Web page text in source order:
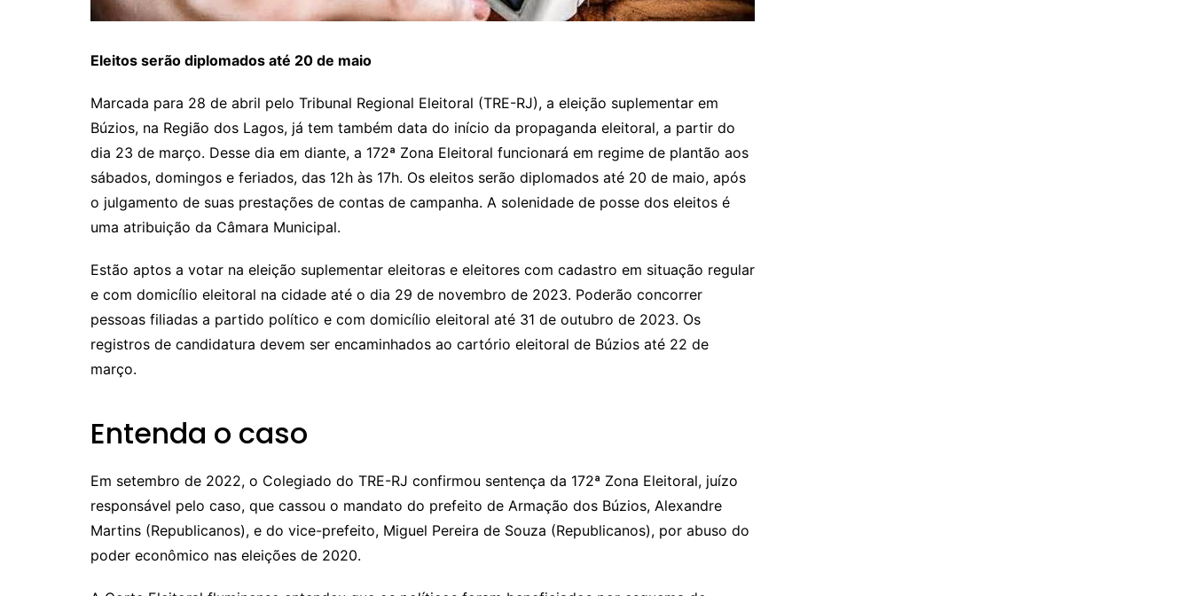
Eleitos serão diplomados até 20 de maio
Marcada para 28 de abril pelo Tribunal Regional Eleitoral (TRE-RJ), a eleição suplementar em
Búzios, na Região dos Lagos, já tem também data do início da propaganda eleitoral, a partir do
dia 23 de março. Desse dia em diante, a 172ª Zona Eleitoral funcionará em regime de plantão aos
sábados, domingos e feriados, das 12h às 17h. Os eleitos serão diplomados até 20 de maio, após
o julgamento de suas prestações de contas de campanha. A solenidade de posse dos eleitos é
uma atribuição da Câmara Municipal.
Estão aptos a votar na eleição suplementar eleitoras e eleitores com cadastro em situação regular
e com domicílio eleitoral na cidade até o dia 29 de novembro de 2023. Poderão concorrer
pessoas filiadas a partido político e com domicílio eleitoral até 31 de outubro de 2023. Os
registros de candidatura devem ser encaminhados ao cartório eleitoral de Búzios até 22 de
março.
Entenda o caso
Em setembro de 2022, o Colegiado do TRE-RJ confirmou sentença da 172ª Zona Eleitoral, juízo
responsável pelo caso, que cassou o mandato do prefeito de Armação dos Búzios, Alexandre
Martins (Republicanos), e do vice-prefeito, Miguel Pereira de Souza (Republicanos), por abuso do
poder econômico nas eleições de 2020.